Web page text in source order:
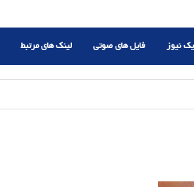
نیوز فایل های صوتی لینک های مرتبط